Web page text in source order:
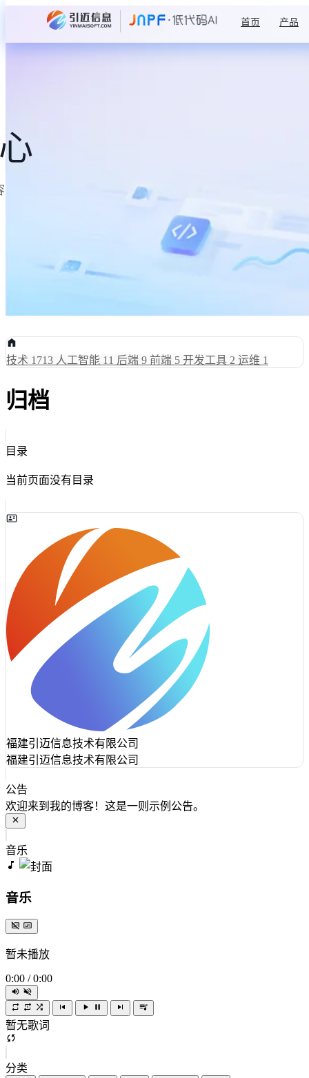
首页 产品
技术 1713 人工智能 11 后端 9 前端 5 开发工具 2 运维 1
归档
目录
当前页面没有目录
福建引迈信息技术有限公司
福建引迈信息技术有限公司
公告
欢迎来到我的博客！这是一则示例公告。
音乐
音乐
暂未播放
0:00 / 0:00
暂无歌词
分类